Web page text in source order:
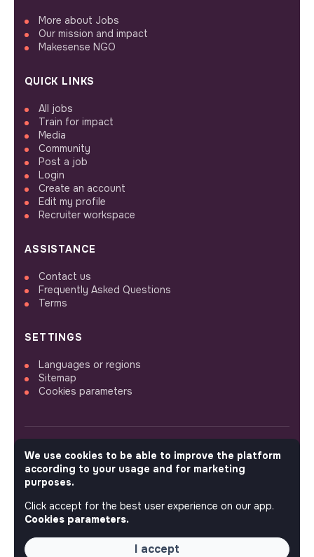
More about Jobs
Our mission and impact
Makesense NGO
QUICK LINKS
All jobs
Train for impact
Media
Community
Post a job
Login
Create an account
Edit my profile
Recruiter workspace
ASSISTANCE
Contact us
Frequently Asked Questions
Terms
SETTINGS
Languages or regions
Sitemap
Cookies parameters
FOLLOW US
© 2026 jobs that makesense.
We use cookies to be able to improve the platform
according to your usage and for marketing
purposes.
Click accept for the best user experience on our app.
Cookies parameters.
I accept